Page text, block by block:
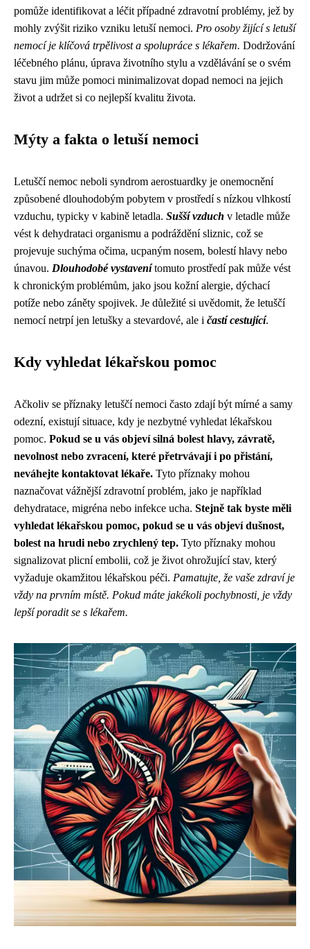
pomůže identifikovat a léčit případné zdravotní problémy, jež by
mohly zvýšit riziko vzniku letuší nemoci. Pro osoby žijící s letuší
nemocí je klíčová trpělivost a spolupráce s lékařem. Dodržování
léčebného plánu, úprava životního stylu a vzdělávání se o svém
stavu jim může pomoci minimalizovat dopad nemoci na jejich
život a udržet si co nejlepší kvalitu života.
Mýty a fakta o letuší nemoci
Letuščí nemoc neboli syndrom aerostuardky je onemocnění
způsobené dlouhodobým pobytem v prostředí s nízkou vlhkostí
vzduchu, typicky v kabině letadla. Sušší vzduch v letadle může
vést k dehydrataci organismu a podráždění sliznic, což se
projevuje suchýma očima, ucpaným nosem, bolestí hlavy nebo
únavou. Dlouhodobé vystavenítomuto prostředí pak může vést
k chronickým problémům, jako jsou kožní alergie, dýchací
potíže nebo záněty spojivek. Je důležité si uvědomit, že letuščí
nemocí netrpí jen letušky a stevardové, ale i častí cestující.
Kdy vyhledat lékařskou pomoc
Ačkoliv se příznaky letuščí nemoci často zdají být mírné a samy
odezní, existují situace, kdy je nezbytné vyhledat lékařskou
pomoc. Pokud se u vás objeví silná bolest hlavy, závratě,
nevolnost nebo zvracení, které přetrvávají i po přistání,
neváhejte kontaktovat lékaře. Tyto příznaky mohou
naznačovat vážnější zdravotní problém, jako je například
dehydratace, migréna nebo infekce ucha. Stejně tak byste měli
vyhledat lékařskou pomoc, pokud se u vás objeví dušnost,
bolest na hrudi nebo zrychlený tep. Tyto příznaky mohou
signalizovat plicní embolii, což je život ohrožující stav, který
vyžaduje okamžitou lékařskou péči. Pamatujte, že vaše zdraví je
vždy na prvním místě. Pokud máte jakékoli pochybnosti, je vždy
lepší poradit se s lékařem.